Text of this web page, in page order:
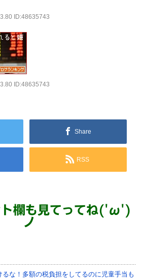
ID:48635743
ID:48635743
Share
RSS
ト欄も見てってね('ω')
ノ
な！多額の税負担をしてるのに児童手当も